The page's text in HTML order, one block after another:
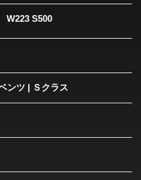
S500
ンツ | Ｓクラス